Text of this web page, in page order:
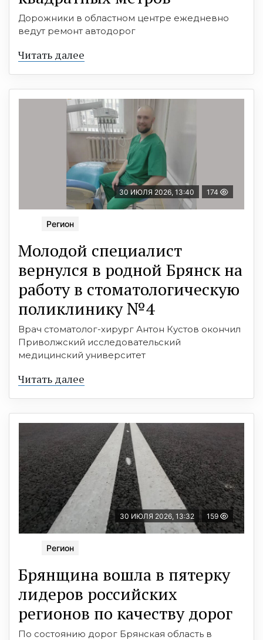
Дорожники в областном центре ежедневно
ведут ремонт автодорог
Читать далее
30 ИЮЛЯ 2026, 13:40 174
Регион
Молодой специалист
вернулся в родной Брянск на
работу в стоматологическую
поликлинику №4
Врач стоматолог-хирург Антон Кустов окончил
Приволжский исследовательский
медицинский университет
Читать далее
30 ИЮЛЯ 2026, 13:32 159
Регион
Брянщина вошла в пятерку
лидеров российских
регионов по качеству дорог
По состоянию дорог Брянская область в